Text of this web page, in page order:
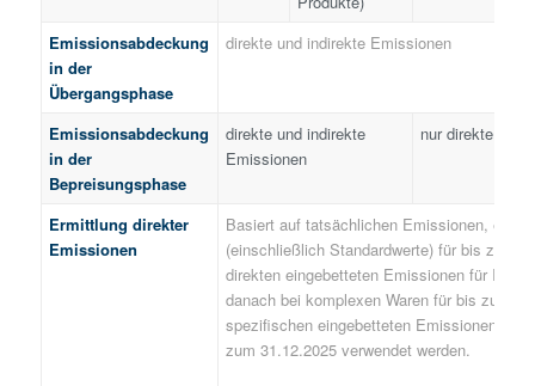
Emissionsabdeckung
in der
Übergangsphase
direkte und indirekte Emissionen
Emissionsabdeckung
in der
Bepreisungsphase
direkte und indirekte
Emissionen
nur direkte
Ermittlung direkter
Emissionen
Basiert auf tatsächlichen Emissionen, es
(einschließlich Standardwerte) für bis zu
direkten eingebetteten Emissionen für
danach bei komplexen Waren für bis zu 20
spezifischen eingebetteten Emissionen für
zum 31.12.2025 verwendet werden.